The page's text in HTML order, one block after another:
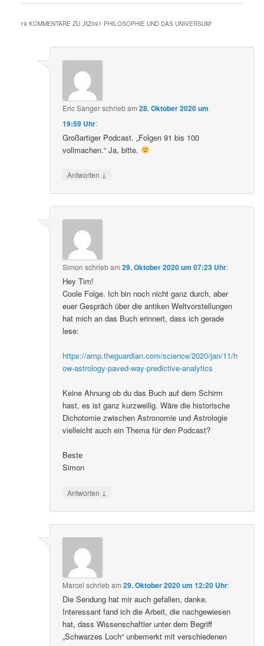
19 KOMMENTARE ZU „RZ091 PHILOSOPHIE UND DAS UNIVERSUM“
Eric Sangerschriebam28. Oktober 2020 um
19:59 Uhr:
Großartiger Podcast. „Folgen 91 bis 100
vollmachen.“ Ja, bitte.
Antworten ↓
Simon schriebam29. Oktober 2020 um 07:23 Uhr:
Hey Tim!
Coole Folge. Ich bin noch nicht ganz durch, aber
euer Gespräch über die antiken Weltvorstellungen
hat mich an das Buch erinnert, dass ich gerade
lese:
https://amp.theguardian.com/science/2020/jan/11/h
ow-astrology-paved-way-predictive-analytics
Keine Ahnung ob du das Buch auf dem Schirm
hast, es ist ganz kurzweilig. Wäre die historische
Dichotomie zwischen Astronomie und Astrologie
vielleicht auch ein Thema für den Podcast?
Beste
Simon
Antworten ↓
Marcel schriebam29. Oktober 2020 um 12:20 Uhr:
Die Sendung hat mir auch gefallen, danke.
Interessant fand ich die Arbeit, die nachgewiesen
hat, dass Wissenschaftler unter dem Begriff
„Schwarzes Loch“ unbemerkt mit verschiedenen